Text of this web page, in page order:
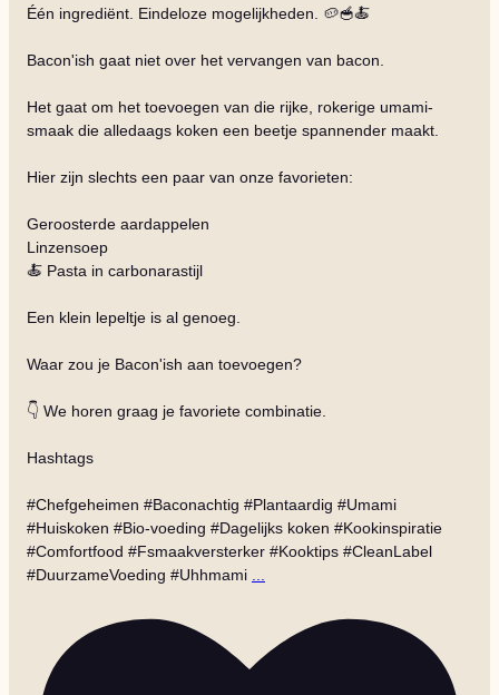
Één ingrediënt. Eindeloze mogelijkheden. 🥔🥣🍝
Bacon'ish gaat niet over het vervangen van bacon.
Het gaat om het toevoegen van die rijke, rokerige umami-
smaak die alledaags koken een beetje spannender maakt.
Hier zijn slechts een paar van onze favorieten:
Geroosterde aardappelen
Linzensoep
🍝 Pasta in carbonarastijl
Een klein lepeltje is al genoeg.
Waar zou je Bacon'ish aan toevoegen?
👇 We horen graag je favoriete combinatie.
Hashtags
#Chefgeheimen #Baconachtig #Plantaardig #Umami
#Huiskoken #Bio-voeding #Dagelijks koken #Kookinspiratie
#Comfortfood #Fsmaakversterker #Kooktips #CleanLabel
#DuurzameVoeding #Uhhmami ...